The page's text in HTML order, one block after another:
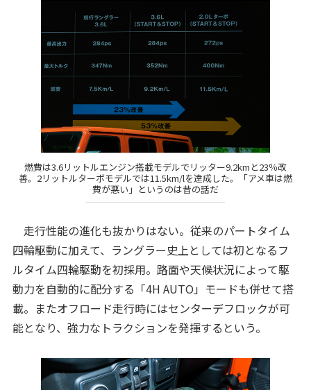
燃費は3.6リットルエンジン搭載モデルでリッター9.2kmと23％改
善。2リットルターボモデルでは11.5km/lを達成した。「アメ車は燃
費が悪い」というのは昔の話だ
走行性能の進化も抜かりはない。従来のパートタイム
四輪駆動に加えて、ラングラー史上としては初となるフ
ルタイム四輪駆動を初採用。路面や天候状況によって駆
動力を自動的に配分する「4H AUTO」モードも併せて搭
載。またオフロード走行時にはセンターデフロックが可
能となり、強力なトラクションを発揮するという。